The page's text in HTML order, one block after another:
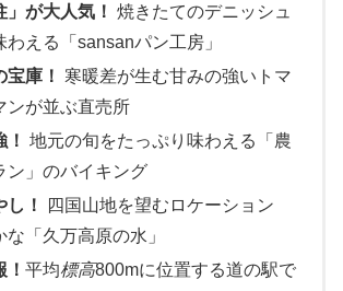
」が大人気！ 焼きたてのデニッシュ
わえる「sansanパン工房」
庫！
寒暖差が生む甘みの強いトマ
ンが並ぶ直売所
地元の旬をたっぷり味わえる「農
ン」のバイキング
！
四国山地を望むロケーション
な「久万高原の水」
平均標高800mに位置する道の駅で